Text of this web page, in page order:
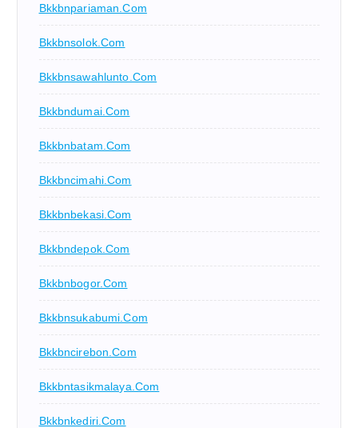
Bkkbnpariaman.com
Bkkbnsolok.com
Bkkbnsawahlunto.com
Bkkbndumai.com
Bkkbnbatam.com
Bkkbncimahi.com
Bkkbnbekasi.com
Bkkbndepok.com
Bkkbnbogor.com
Bkkbnsukabumi.com
Bkkbncirebon.com
Bkkbntasikmalaya.com
Bkkbnkediri.com